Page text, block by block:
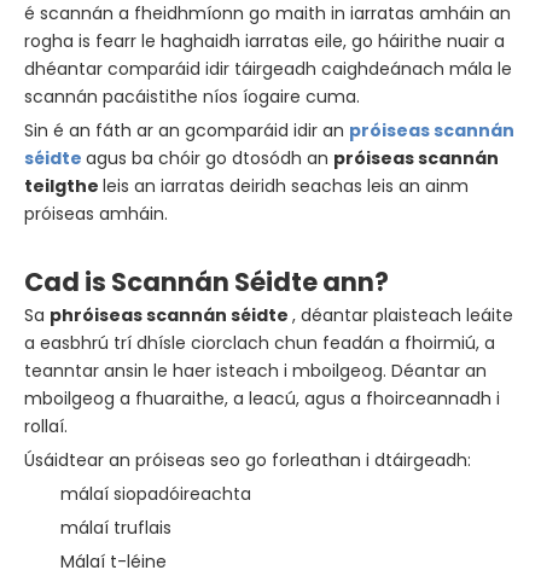
é scannán a fheidhmíonn go maith in iarratas amháin an
rogha is fearr le haghaidh iarratas eile, go háirithe nuair a
dhéantar comparáid idir táirgeadh caighdeánach mála le
scannán pacáistithe níos íogaire cuma.
Sin é an fáth ar an gcomparáid idir an próiseas scannán
séidte agus ba chóir go dtosódh an próiseas scannán
teilgthe leis an iarratas deiridh seachas leis an ainm
próiseas amháin.
Cad is Scannán Séidte ann?
Sa phróiseas scannán séidte , déantar plaisteach leáite
a easbhrú trí dhísle ciorclach chun feadán a fhoirmiú, a
teanntar ansin le haer isteach i mboilgeog. Déantar an
mboilgeog a fhuaraithe, a leacú, agus a fhoirceannadh i
rollaí.
Úsáidtear an próiseas seo go forleathan i dtáirgeadh:
málaí siopadóireachta
málaí truflais
Málaí t-léine